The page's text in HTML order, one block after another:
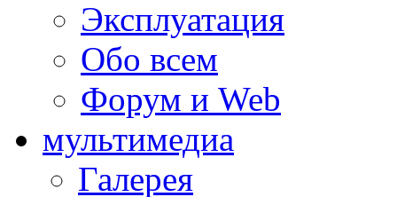
Эксплуатация
Обо всем
Форум и Web
мультимедиа
Галерея